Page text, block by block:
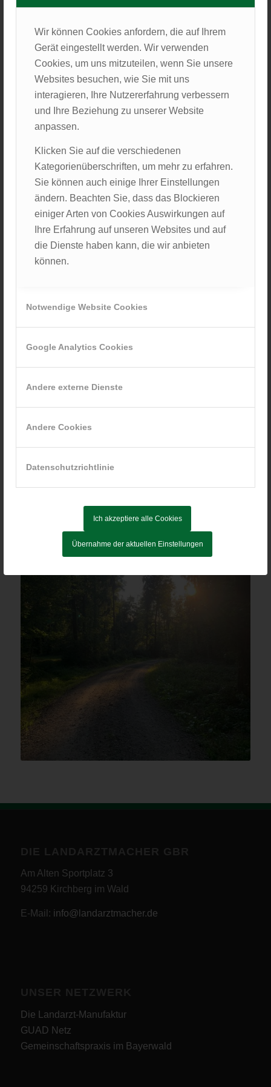
Wir können Cookies anfordern, die auf Ihrem
Gerät eingestellt werden. Wir verwenden
Cookies, um uns mitzuteilen, wenn Sie unsere
Websites besuchen, wie Sie mit uns
interagieren, Ihre Nutzererfahrung verbessern
und Ihre Beziehung zu unserer Website
anpassen.
Klicken Sie auf die verschiedenen
Kategorienüberschriften, um mehr zu erfahren.
Sie können auch einige Ihrer Einstellungen
ändern. Beachten Sie, dass das Blockieren
einiger Arten von Cookies Auswirkungen auf
Ihre Erfahrung auf unseren Websites und auf
die Dienste haben kann, die wir anbieten
können.
Notwendige Website Cookies
Google Analytics Cookies
Andere externe Dienste
Andere Cookies
Datenschutzrichtlinie
Ich akzeptiere alle Cookies
Übernahme der aktuellen Einstellungen
Sonnenstrahlen des Tages am See oder im Wald
Am Alten Sportplatz 3
94259 Kirchberg im Wald
E-Mail: info@landarztmacher.de
Die Landarzt-Manufaktur
GUAD Netz
Gemeinschaftspraxis im Bayerwald